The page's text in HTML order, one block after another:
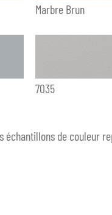
Marbre Brun
7035
échantillons de couleur